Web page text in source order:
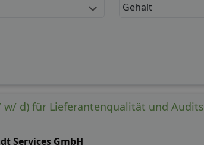
Gehalt
d) für Lieferantenqualität und Audits
Services GmbH